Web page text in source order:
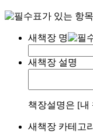
표가 있는 항
새책장 명
새책장 설명
책장설명은 [내
새책장 카테고리